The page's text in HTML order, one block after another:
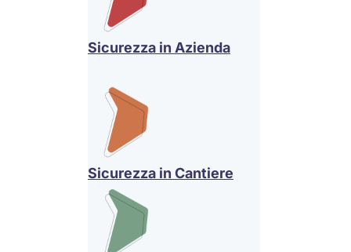
Sicurezza in Azienda
Sicurezza in Cantiere